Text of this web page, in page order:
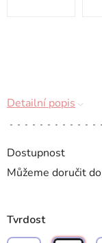
Dostupnost
Můžeme doručit do
Detailní popis
Tvrdost